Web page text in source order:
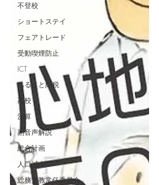
不登校
ショートステイ
フェアトレード
受動喫煙防止
ICT
ふるさと納税
高校
決算
副音声解説
総合計画
人口減少
総務文教常任委員会